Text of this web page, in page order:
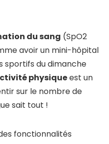
du sang (SpO2
avoir un mini-hôpital
sportifs du dimanche
physiqueest un
sur le nombre de
sait tout !
fonctionnalités